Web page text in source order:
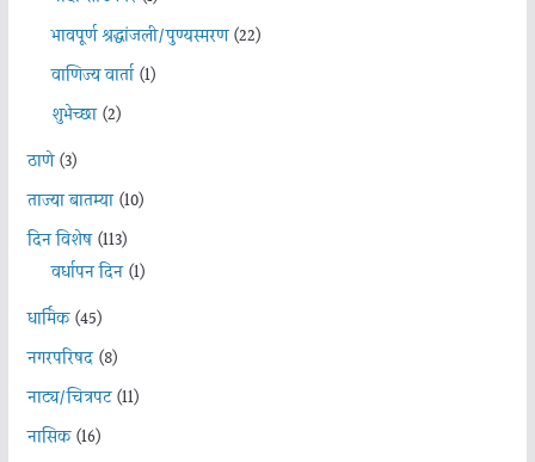
भावपूर्ण श्रद्धांजली/पुण्यस्मरण(22)
वाणिज्य वार्ता(1)
शुभेच्छा(2)
ठाणे(3)
ताज्या बातम्या(10)
दिन विशेष(113)
वर्धापन दिन(1)
धार्मिक(45)
नगरपरिषद(8)
नाट्य/चित्रपट(11)
नासिक(16)